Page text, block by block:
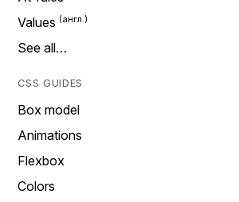
Values
See all…
CSS GUIDES
Box model
Animations
Flexbox
Colors